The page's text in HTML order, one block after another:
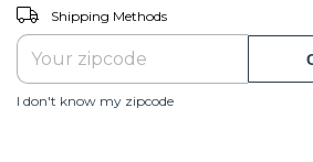
Shipping for zipcode:
Shipping Methods
I don't know my zipcode